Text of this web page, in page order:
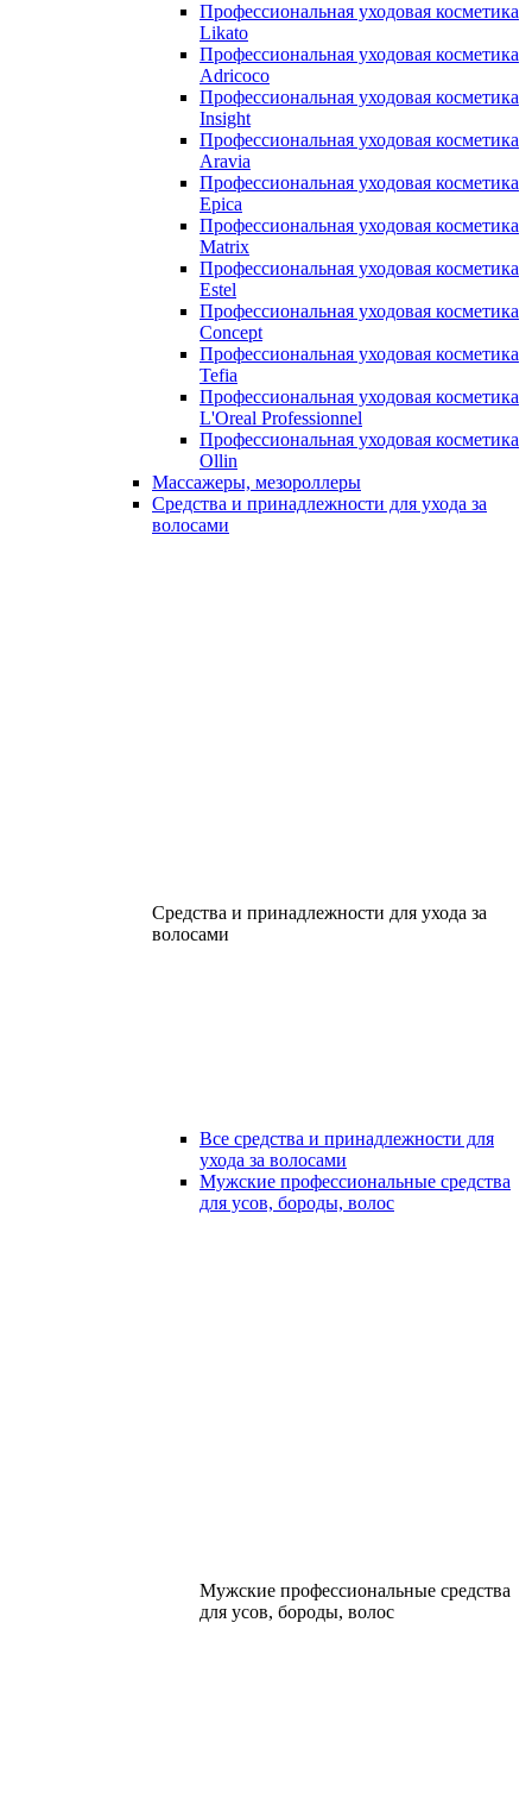
Профессиональная уходовая косметика
Likato
Профессиональная уходовая косметика
Adricoco
Профессиональная уходовая косметика
Insight
Профессиональная уходовая косметика
Aravia
Профессиональная уходовая косметика
Epica
Профессиональная уходовая косметика
Matrix
Профессиональная уходовая косметика
Estel
Профессиональная уходовая косметика
Concept
Профессиональная уходовая косметика
Tefia
Профессиональная уходовая косметика
L'Oreal Professionnel
Профессиональная уходовая косметика
Ollin
Массажеры, мезороллеры
Средства и принадлежности для ухода за
волосами
Средства и принадлежности для ухода за
волосами
Все средства и принадлежности для
ухода за волосами
Мужские профессиональные средства
для усов, бороды, волос
Мужские профессиональные средства
для усов, бороды, волос